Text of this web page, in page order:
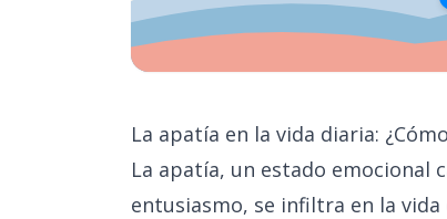
La apatía en la vida diaria:
La apatía, un estado
entusiasmo, se infiltra en la